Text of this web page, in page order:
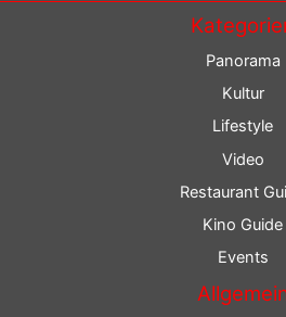
Panorama
Kultur
Lifestyle
Video
Restaurant
Kino Guide
Events